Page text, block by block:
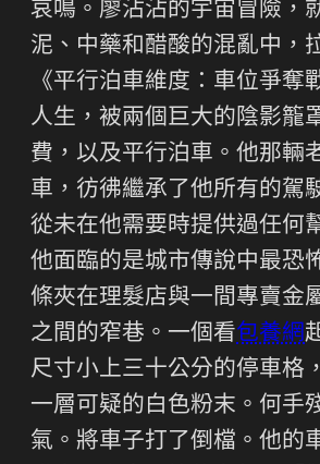
哀鳴。廖沾沾的宇宙冒險，
泥、中藥和醋酸的混亂中，
《平行泊車維度：車位爭奪
人生，被兩個巨大的陰影籠
費，以及平行泊車。他那輛
車，彷彿繼承了他所有的駕
從未在他需要時提供過任何
他面臨的是城市傳說中最恐
條夾在理髮店與一間專賣金
之間的窄巷。一個看包養網
尺寸小上三十公分的停車格
一層可疑的白色粉末。何手
氣。將車子打了倒檔。他的